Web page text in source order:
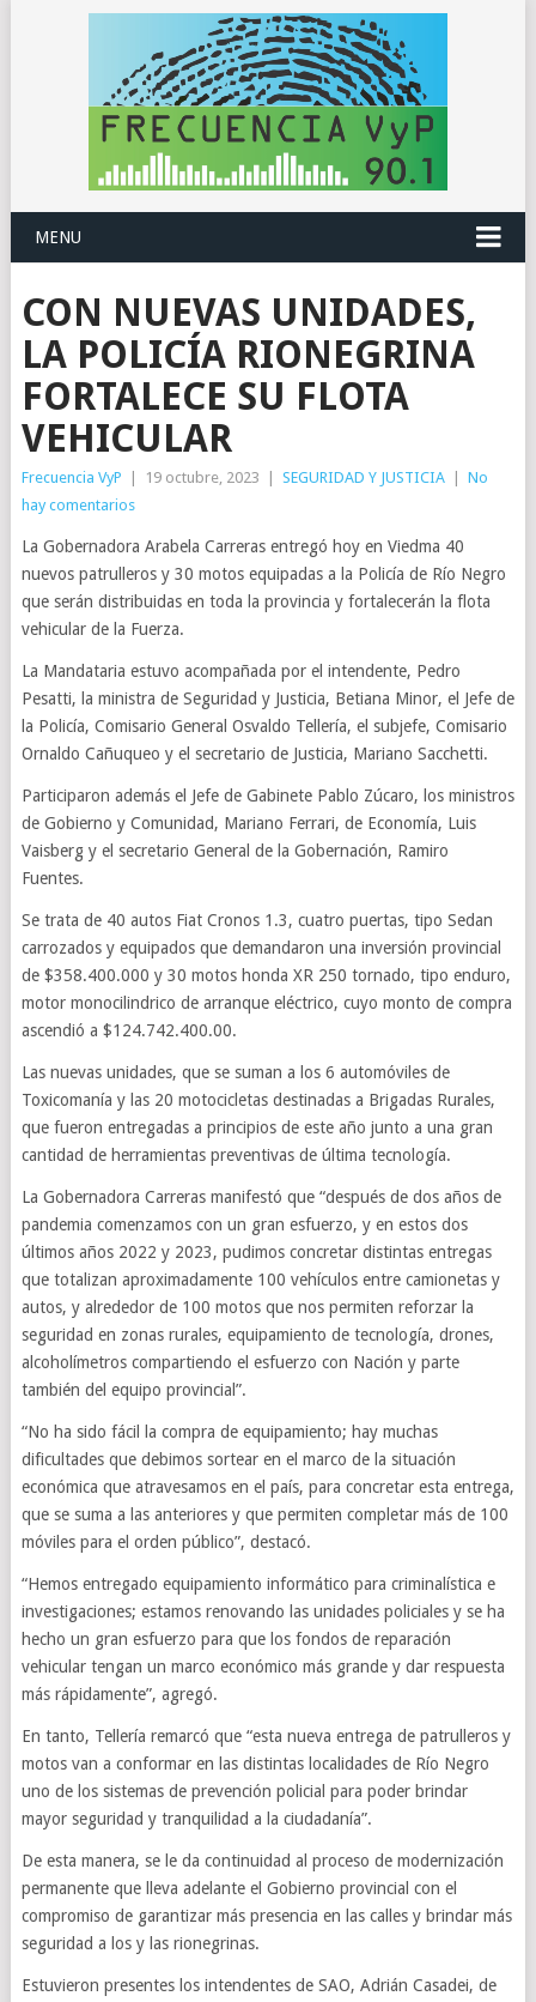
MENU
CON NUEVAS UNIDADES,
LA POLICÍA RIONEGRINA
FORTALECE SU FLOTA
VEHICULAR
Frecuencia VyP 19 octubre, 2023 SEGURIDAD Y JUSTICIA
No
hay comentarios
La Gobernadora Arabela Carreras entregó hoy en Viedma 40
nuevos patrulleros y 30 motos equipadas a la Policía de Río Negro
que serán distribuidas en toda la provincia y fortalecerán la flota
vehicular de la Fuerza.
La Mandataria estuvo acompañada por el intendente, Pedro
Pesatti, la ministra de Seguridad y Justicia, Betiana Minor, el Jefe de
la Policía, Comisario General Osvaldo Tellería, el subjefe, Comisario
Ornaldo Cañuqueo y el secretario de Justicia, Mariano Sacchetti.
Participaron además el Jefe de Gabinete Pablo Zúcaro, los ministros
de Gobierno y Comunidad, Mariano Ferrari, de Economía, Luis
Vaisberg y el secretario General de la Gobernación, Ramiro
Fuentes.
Se trata de 40 autos Fiat Cronos 1.3, cuatro puertas, tipo Sedan
carrozados y equipados que demandaron una inversión provincial
de $358.400.000 y 30 motos honda XR 250 tornado, tipo enduro,
motor monocilindrico de arranque eléctrico, cuyo monto de compra
ascendió a $124.742.400.00.
Las nuevas unidades, que se suman a los 6 automóviles de
Toxicomanía y las 20 motocicletas destinadas a Brigadas Rurales,
que fueron entregadas a principios de este año junto a una gran
cantidad de herramientas preventivas de última tecnología.
La Gobernadora Carreras manifestó que “después de dos años de
pandemia comenzamos con un gran esfuerzo, y en estos dos
últimos años 2022 y 2023, pudimos concretar distintas entregas
que totalizan aproximadamente 100 vehículos entre camionetas y
autos, y alrededor de 100 motos que nos permiten reforzar la
seguridad en zonas rurales, equipamiento de tecnología, drones,
alcoholímetros compartiendo el esfuerzo con Nación y parte
también del equipo provincial”.
“No ha sido fácil la compra de equipamiento; hay muchas
dificultades que debimos sortear en el marco de la situación
económica que atravesamos en el país, para concretar esta entrega,
que se suma a las anteriores y que permiten completar más de 100
móviles para el orden público”, destacó.
“Hemos entregado equipamiento informático para criminalística e
investigaciones; estamos renovando las unidades policiales y se ha
hecho un gran esfuerzo para que los fondos de reparación
vehicular tengan un marco económico más grande y dar respuesta
más rápidamente”, agregó.
En tanto, Tellería remarcó que “esta nueva entrega de patrulleros y
motos van a conformar en las distintas localidades de Río Negro
uno de los sistemas de prevención policial para poder brindar
mayor seguridad y tranquilidad a la ciudadanía”.
De esta manera, se le da continuidad al proceso de modernización
permanente que lleva adelante el Gobierno provincial con el
compromiso de garantizar más presencia en las calles y brindar más
seguridad a los y las rionegrinas.
Estuvieron presentes los intendentes de SAO, Adrián Casadei, de